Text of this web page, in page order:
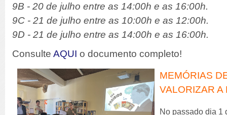
9B - 20 de julho entre as 14:00h e as 16:00h.
9C - 21 de julho entre as 10:00h e as 12:00h.
9D - 21 de julho entre as 14:00h e as 16:00h.
ConsulteAQUI o documento completo!
MEMÓRIAS
VALORIZAR A
No passado dia 1